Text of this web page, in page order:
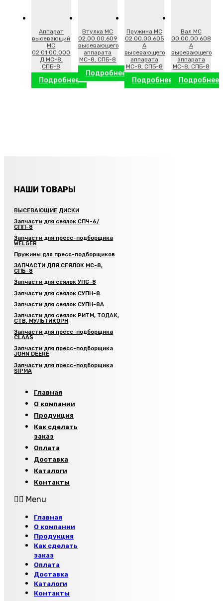
Аппарат
высевающий
МС
02.01.00.000
Д МС-8,
СПБ-8
Подробнее
Втулка МС
02.00.00.609
высевающего
аппарата
МС-8, СПБ-8
Подробнее
Пружина МС
02.00.00.605
А
высевающего
аппарата
МС-8, СПБ-8
Подробнее
Вал МС
00.00.00.608
А
высевающего
аппарата
МС-8, СПБ-8
Подробнее
НАШИ ТОВАРЫ
ВЫСЕВАЮЩИЕ ДИСКИ
Запчасти для сеялок СПЧ-6/
СПП-8
Запчасти для пресс-подборщика
WELGER
Пружины для пресс-подборщиков
ЗАПЧАСТИ ДЛЯ СЕЯЛОК МС-8,
СПБ-8
Запчасти для сеялок УПС-8
Запчасти для сеялок СУПН-8
Запчасти для сеялок СУПН-8А
Запчасти для сеялок РИТМ, ТОДАК,
СТВ, МУЛЬТИКОРН
Запчасти для пресс-подборщика
CLAAS
Запчасти для пресс-подборщика
JOHN DEERE
Запчасти для пресс-подборщика
SIPMA
Главная
О компании
Продукция
Как сделать
заказ
Оплата
Доставка
Каталоги
Контакты
Menu
Главная
О компании
Продукция
Как сделать
заказ
Оплата
Доставка
Каталоги
Контакты